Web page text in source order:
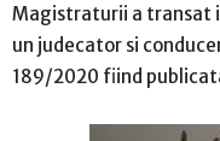
Magistraturii a transat
un judecator si
189/2020 fiind